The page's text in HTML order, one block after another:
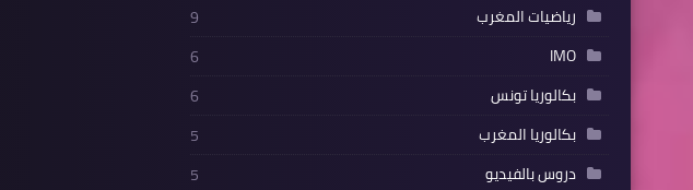
رياضيات المغرب
9
IMO
6
بكالوريا تونس
6
بكالوريا المغرب
5
دروس بالفيديو
5